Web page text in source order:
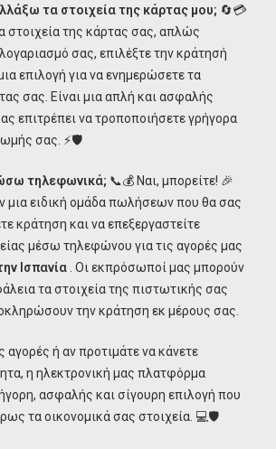
τα στοιχεία της κάρτας μου; 🔄💳
στοιχεία της κάρτας σας, απλώς
σας, επιλέξτε την κράτησή
επιλογή για να ενημερώσετε τα
σας. Είναι μια απλή και ασφαλής
επιτρέπει να τροποποιήσετε γρήγορα
σας. ⚡🛡️
τηλεφωνικά; 📞💰 Ναι, μπορείτε! 🎉
μια ειδική ομάδα πωλήσεων που θα σας
κράτηση και να επεξεργαστείτε
μέσω τηλεφώνου για τις αγορές μας
Ισπανία . Οι εκπρόσωποί μας μπορούν
τα στοιχεία της πιστωτικής σας
την κράτηση εκ μέρους σας.
αγορές ή αν προτιμάτε να κάνετε
η ηλεκτρονική μας πλατφόρμα
ασφαλής και σίγουρη επιλογή που
τα οικονομικά σας στοιχεία. 💻🛡️